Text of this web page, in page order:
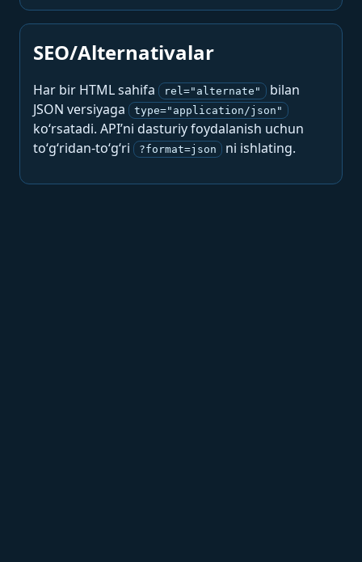
SEO/Alternativalar
Har bir HTML sahifa rel="alternate"
bilan
JSON versiyaga
type="application/json"
ko‘rsatadi. API’ni dasturiy foydalanish uchun
to‘g‘ridan-to‘g‘ri
?format=json ni ishlating.